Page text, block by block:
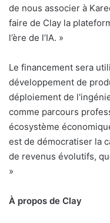
de nous associer à
faire de Clay la
l’ère de l’IA. »
Le financement sera
développement de
déploiement de
comme parcours
écosystème
est de démocratiser la
de revenus évolutifs,
»
À propos de Clay